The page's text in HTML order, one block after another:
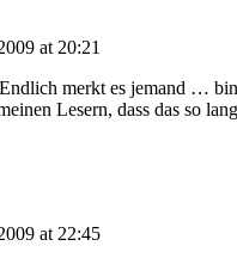
at 20:21
merkt es jemand …
Lesern, dass das so
at 22:45